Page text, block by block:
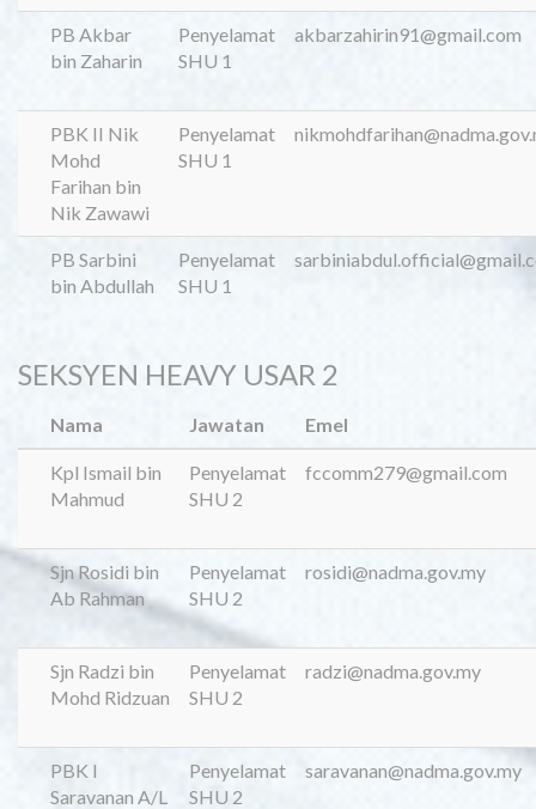
PB Akbar
bin Zaharin
Penyelamat
SHU 1
akbarzahirin91@gmail.com
PBK II Nik
Mohd
Farihan bin
Nik Zawawi
Penyelamat
SHU 1
PB Sarbini
bin Abdullah
Penyelamat
SHU 1
SEKSYEN HEAVY USAR 2
Nama Jawatan Emel
Kpl Ismail bin
Mahmud
Penyelamat
SHU 2
fccomm279@gmail.com
Sjn Rosidi bin
Ab Rahman
Penyelamat
SHU 2
rosidi@nadma.gov.my
Sjn Radzi bin
Mohd Ridzuan
Penyelamat
SHU 2
radzi@nadma.gov.my
PBK I
Saravanan A/L
Penyelamat
SHU 2
saravanan@nadma.gov.my